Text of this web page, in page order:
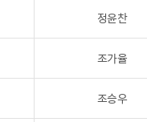
정윤찬
조가율
조승우